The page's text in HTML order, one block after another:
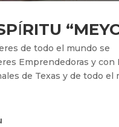
ÍRITU
de todo el mundo se
Emprendedoras y con
de Texas y de todo el